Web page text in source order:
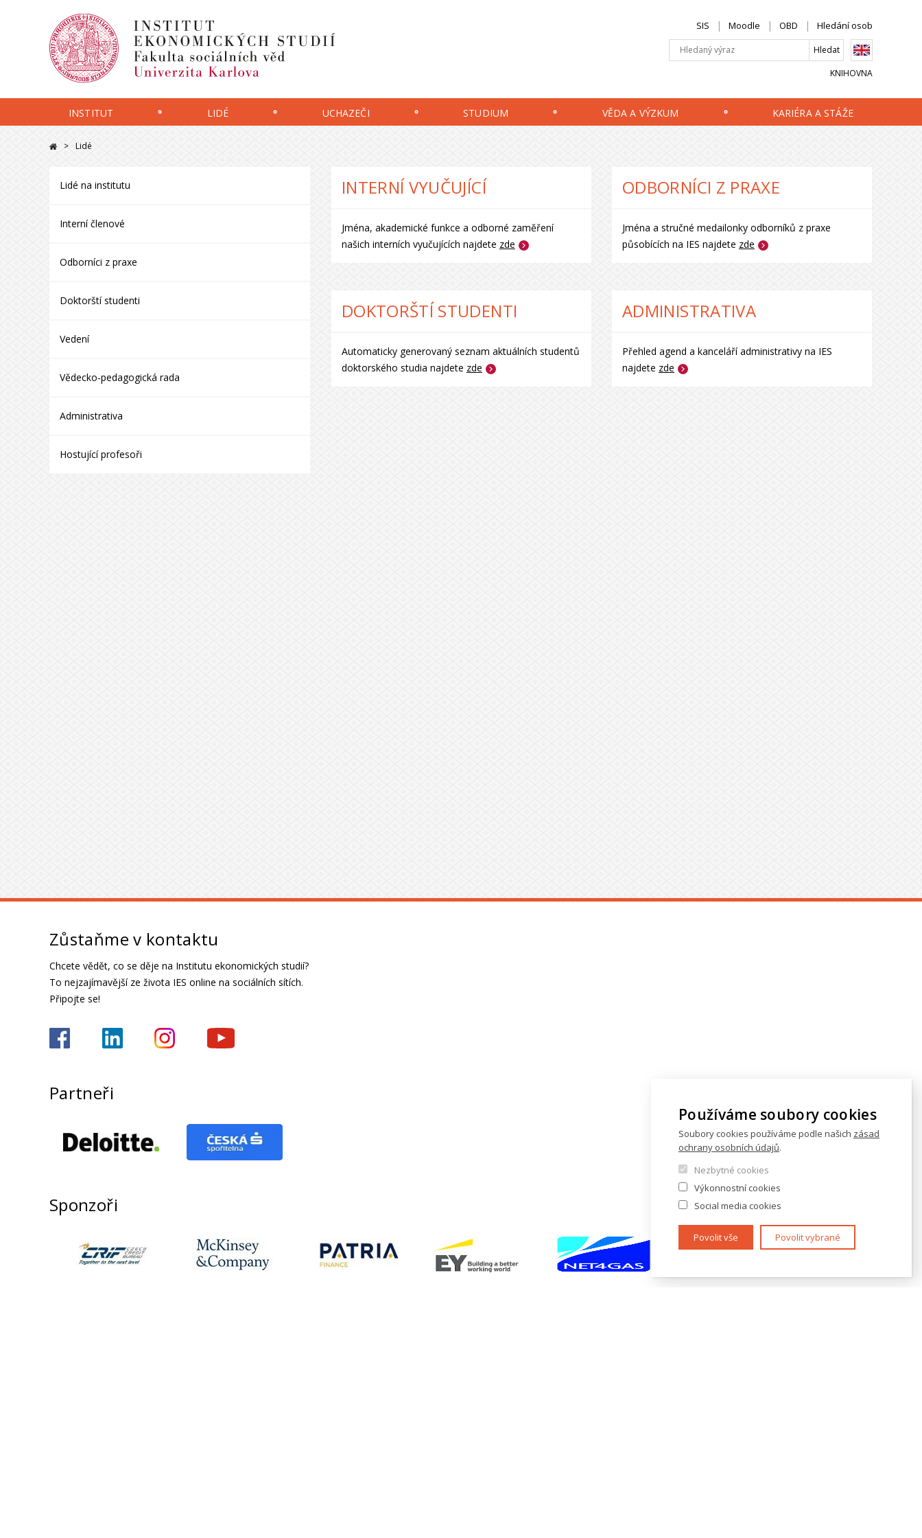
SIS Moodle OBD Hledání osob
KNIHOVNA
INSTITUT LIDÉ UCHAZEČI STUDIUM VĚDA A VÝZKUM KARIÉRA A STÁŽE
Lidé
Lidé na institutu
Interní členové
Odborníci z praxe
Doktorští studenti
Vedení
Vědecko-pedagogická rada
Administrativa
Hostující profesoři
INTERNÍ VYUČUJÍCÍ
Jména, akademické funkce a odborné zaměření
našich interních vyučujících najdete zde
ODBORNÍCI Z PRAXE
Jména a stručné medailonky odborníků z praxe
působících na IES najdete zde
DOKTORŠTÍ STUDENTI
Automaticky generovaný seznam aktuálních studentů
doktorského studia najdete zde
ADMINISTRATIVA
Přehled agend a kanceláří administrativy na IES
najdete zde
Zůstaňme v kontaktu
Chcete vědět, co se děje na Institutu ekonomických studií?
To nejzajímavější ze života IES online na sociálních sítích.
Připojte se!
Partneři
Sponzoři
Používáme soubory cookies
Soubory cookies používáme podle našich zásad
ochrany osobních údajů.
Nezbytné cookies
Výkonnostní cookies
Social media cookies
Povolit vše Povolit vybrané